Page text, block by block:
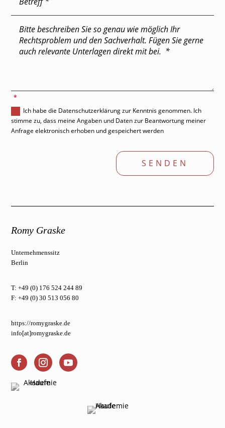
Ich habe die Datenschutzerklärung zur Kenntnis genommen. Ich
stimme zu, dass meine Angaben und Daten zur Beantwortung meiner
Anfrage elektronisch erhoben und gespeichert werden
SENDEN
Romy Graske
Unternehmenssitz
Berlin
T: +49 (0) 176 524 244 89
F: +49 (0) 30 513 056 80
https://romygraske.de
info[at]romygraske.de